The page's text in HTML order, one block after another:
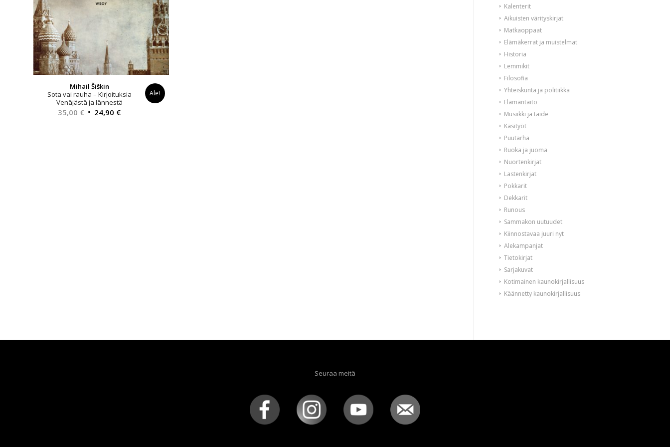
Mihail Šiškin
Sota vai rauha – Kirjoituksia
Venäjästä ja lännestä
35,00€ Alkuperäinen
24,90 €Nykyinen
Ale!
Kalenterit
Aikuisten värityskirjat
Matkaoppaat
Elämäkerrat ja muistelmat
Historia
Lemmikit
Filosofia
Yhteiskunta ja politiikka
Elämäntaito
Musiikki ja taide
Käsityöt
Puutarha
Ruoka ja juoma
Nuortenkirjat
Lastenkirjat
Pokkarit
Dekkarit
Runous
Sammakon uutuudet
Kiinnostavaa juuri nyt
Alekampanjat
Tietokirjat
Sarjakuvat
Kotimainen kaunokirjallisuus
Käännetty kaunokirjallisuus
Seuraa meitä